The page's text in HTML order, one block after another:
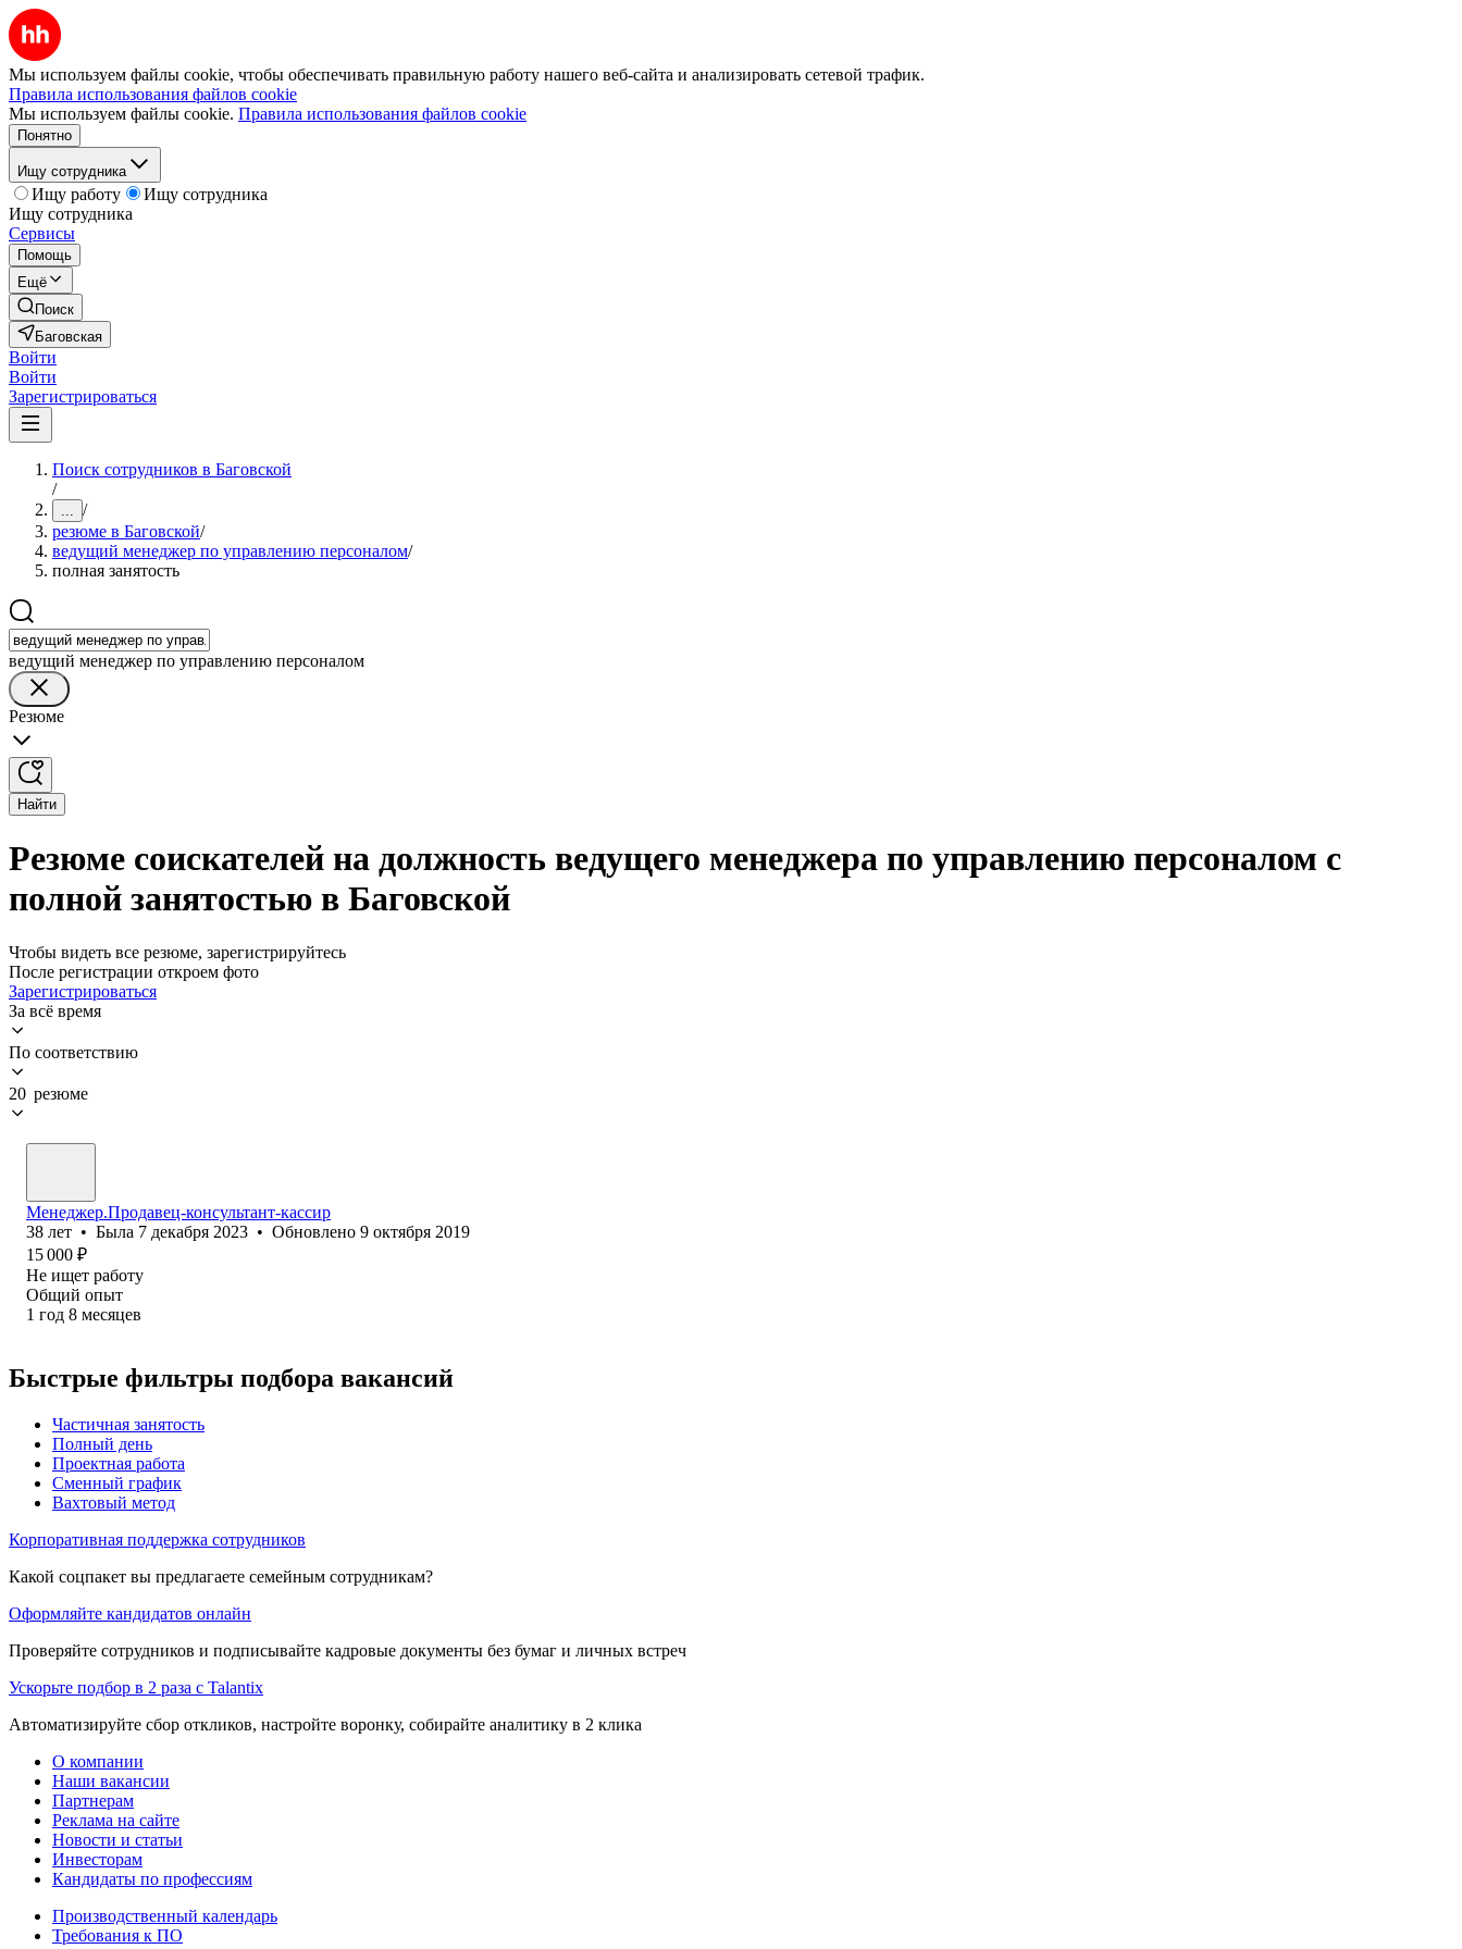
Мы используем файлы cookie, чтобы обеспечивать правильную работу нашего веб-сайта и анализировать сетевой трафик.
Правила использования файлов cookie
Мы используем файлы cookie. Правила использования файлов cookie
Понятно
Ищу сотрудника
Ищу работу
Ищу сотрудника
Ищу сотрудника
Сервисы
Помощь
Ещё
Поиск
Баговская
Войти
Войти
Зарегистрироваться
Поиск сотрудников в Баговской
/
... /
резюме в Баговской/
ведущий менеджер по управлению персоналом/
полная занятость
ведущий менеджер по управлению персоналом
Резюме
Найти
Резюме соискателей на должность ведущего менеджера по управлению персоналом с
полной занятостью в Баговской
Чтобы видеть все резюме, зарегистрируйтесь
После регистрации откроем фото
Зарегистрироваться
За всё время
По соответствию
20 резюме
Менеджер.Продавец-консультант-кассир
38 лет • Была 7 декабря 2023 • Обновлено 9 октября 2019
15 000 ₽
Не ищет работу
Общий опыт
1 год 8 месяцев
Быстрые фильтры подбора вакансий
Частичная занятость
Полный день
Проектная работа
Сменный график
Вахтовый метод
Корпоративная поддержка сотрудников
Какой соцпакет вы предлагаете семейным сотрудникам?
Оформляйте кандидатов онлайн
Проверяйте сотрудников и подписывайте кадровые документы без бумаг и личных встреч
Ускорьте подбор в 2 раза с Talantix
Автоматизируйте сбор откликов, настройте воронку, собирайте аналитику в 2 клика
О компании
Наши вакансии
Партнерам
Реклама на сайте
Новости и статьи
Инвесторам
Кандидаты по профессиям
Производственный календарь
Требования к ПО